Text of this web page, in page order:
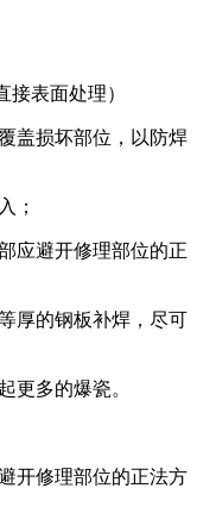
表面处理）
盖损坏部位，以防焊
；
应避开修理部位的正
厚的钢板补焊，尽可
更多的爆瓷。
开修理部位的正法方